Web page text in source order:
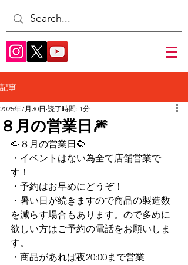
記事
８月の営業日🎆
2025年7月30日 読了時間: 1分
🍉８月の営業日🌻
・イベントはない為全て店舗営業で
す！
・予約はお早めにどうぞ！
・暑い日が続きますので商品の製造数
を減らす場合もあります。ので多めに
欲しい方はご予約の電話をお願いしま
す。
・商品があれば夜20:00まで営業